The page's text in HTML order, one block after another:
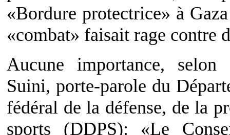
«Bordure protectrice» à
«combat» faisait rage contre
Aucune importance, selon
Suini, porte-parole du
fédéral de la défense, de la
sports (DDPS): «Le